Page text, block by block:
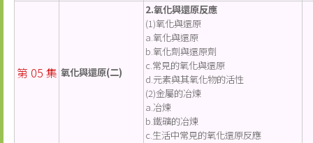
第 05 集 氧化與還原(二)
2.氧化與還原反應
(1)氧化與還原
a.氧化與還原
b.氧化劑與還原劑
c.常見的氧化與還原
d.元素與其氧化物的活性
(2)金屬的冶煉
a.冶煉
b.鐵礦的冶煉
c.生活中常見的氧化還原反應